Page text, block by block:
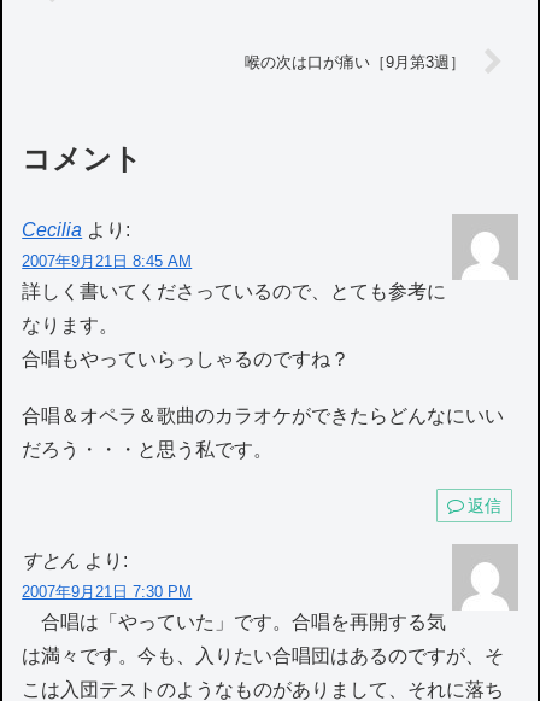
喉の次は口が痛い［9月第3週］
コメント
Cecilia より:
2007年9月21日 8:45 AM
詳しく書いてくださっているので、とても参考に
なります。
合唱もやっていらっしゃるのですね？
合唱＆オペラ＆歌曲のカラオケができたらどんなにいい
だろう・・・と思う私です。
返信
すとん より:
2007年9月21日 7:30 PM
合唱は「やっていた」です。合唱を再開する気
は満々です。今も、入りたい合唱団はあるのですが、そ
こは入団テストのようなものがありまして、それに落ち